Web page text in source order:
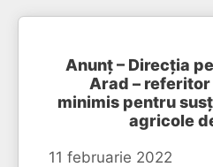
Anunț – Direcția
Arad –
minimis pentru
agricole
11 februarie 2022